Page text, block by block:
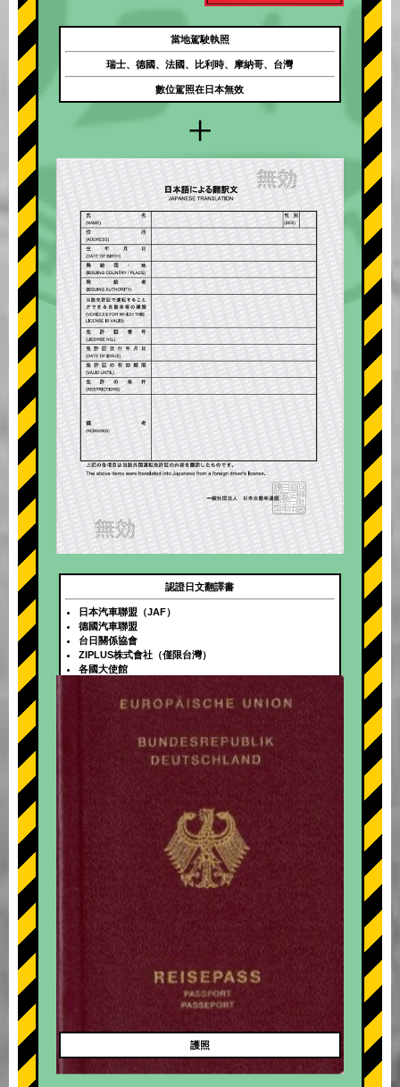
+
+
當地駕駛執照
瑞士、德國、法國、比利時、摩納哥、台灣
數位駕照在日本無效
認證日文翻譯書
日本汽車聯盟（JAF）
德國汽車聯盟
台日關係協會
ZIPLUS株式會社（僅限台灣）
各國大使館
護照